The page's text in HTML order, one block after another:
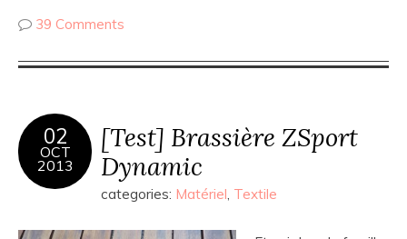
39 Comments
02
OCT
2013
[Test] Brassière ZSport
Dynamic
categories: Matériel, Textile